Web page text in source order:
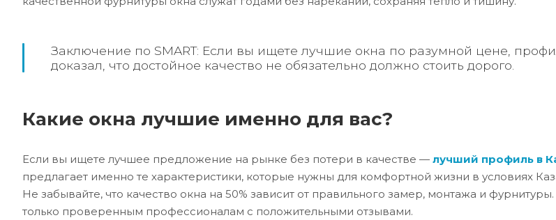
Заключение по SMART: Если вы ищете лучшие окна по разумной цене,
доказал, что достойное качество не обязательно должно стоить дорого.
Какие окна лучшие именно для вас?
Если вы ищете лучшее предложение на рынке без потери в качестве — лучший профиль в
предлагает именно те характеристики, которые нужны для комфортной жизни в условиях
Не забывайте, что качество окна на 50% зависит от правильного замер, монтажа и
только проверенным профессионалам с положительными отзывами.